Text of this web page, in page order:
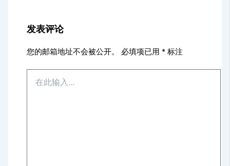
发表评论
您的邮箱地址不会被公开。 必填项已用 * 标注